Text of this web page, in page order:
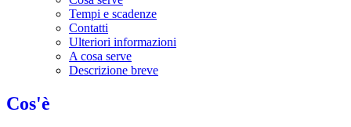
Tempi e scadenze
Contatti
Ulteriori informazioni
A cosa serve
Descrizione breve
Cos'è